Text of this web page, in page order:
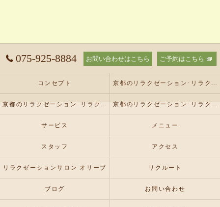
075-925-8884 お問い合わせはこちら ご予約はこちら
コンセプト 京都のリラクゼーション･リラクゼーションサロン オリーブの口コミ情報
京都のリラクゼーション･リラクゼーションサロン オリーブの評判 京都のリラクゼーション･リラクゼーションサロン オリーブのお客様の声
サービス メニュー
スタッフ アクセス
リラクゼーションサロン オリーブ リクルート
ブログ お問い合わせ